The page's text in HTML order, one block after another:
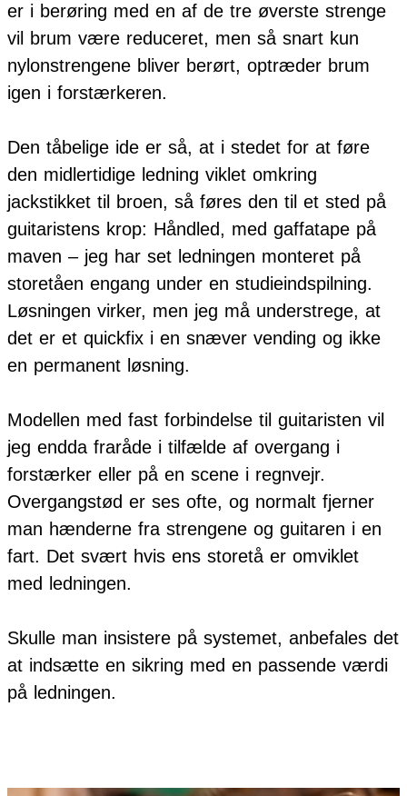
er i berøring med en af de tre øverste strenge
vil brum være reduceret, men så snart kun
nylonstrengene bliver berørt, optræder brum
igen i forstærkeren.
Den tåbelige ide er så, at i stedet for at føre
den midlertidige ledning viklet omkring
jackstikket til broen, så føres den til et sted på
guitaristens krop: Håndled, med gaffatape på
maven – jeg har set ledningen monteret på
storetåen engang under en studieindspilning.
Løsningen virker, men jeg må understrege, at
det er et quickfix i en snæver vending og ikke
en permanent løsning.
Modellen med fast forbindelse til guitaristen vil
jeg endda fraråde i tilfælde af overgang i
forstærker eller på en scene i regnvejr.
Overgangstød er ses ofte, og normalt fjerner
man hænderne fra strengene og guitaren i en
fart. Det svært hvis ens storetå er omviklet
med ledningen.
Skulle man insistere på systemet, anbefales det
at indsætte en sikring med en passende værdi
på ledningen.